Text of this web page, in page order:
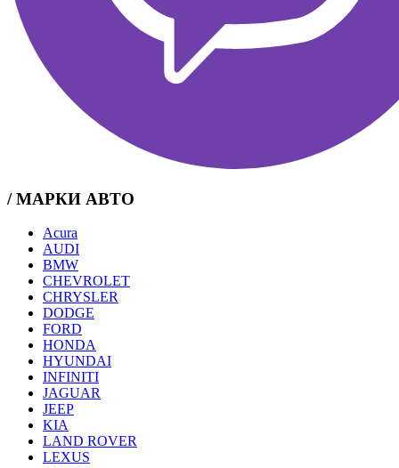
/ МАРКИ АВТО
Acura
AUDI
BMW
CHEVROLET
CHRYSLER
DODGE
FORD
HONDA
HYUNDAI
INFINITI
JAGUAR
JEEP
KIA
LAND ROVER
LEXUS